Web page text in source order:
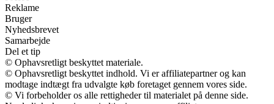
Reklame
Bruger
Nyhedsbrevet
Samarbejde
Del et tip
© Ophavsretligt beskyttet materiale.
© Ophavsretligt beskyttet indhold. Vi er affiliatepartner og kan
modtage indtægt fra udvalgte køb foretaget gennem vores side.
© Vi forbeholder os alle rettigheder til materialet på denne side.